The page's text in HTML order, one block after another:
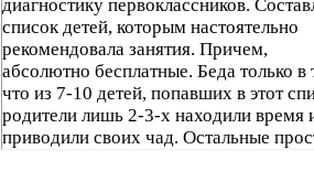
диагностику первоклассников.
список детей, которым настоятельно
рекомендовала занятия. Причем,
абсолютно бесплатные. Беда только в
что из 7-10 детей, попавших в этот
родители лишь 2-3-х находили время
приводили своих чад. Остальные